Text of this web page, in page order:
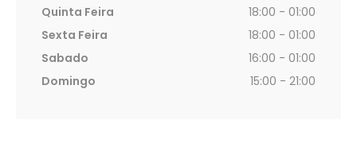
Quinta Feira
18:00 - 01:00
Sexta Feira
18:00 - 01:00
Sabado
16:00 - 01:00
Domingo
15:00 - 21:00